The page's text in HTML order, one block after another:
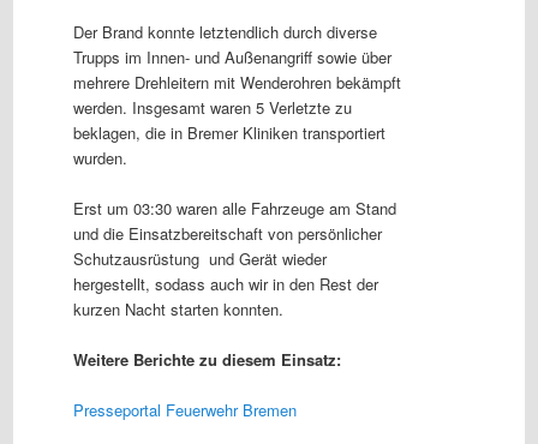
Der Brand konnte letztendlich durch diverse
Trupps im Innen- und Außenangriff sowie über
mehrere Drehleitern mit Wenderohren bekämpft
werden. Insgesamt waren 5 Verletzte zu
beklagen, die in Bremer Kliniken transportiert
wurden.
Erst um 03:30 waren alle Fahrzeuge am Stand
und die Einsatzbereitschaft von persönlicher
Schutzausrüstung und Gerät wieder
hergestellt, sodass auch wir in den Rest der
kurzen Nacht starten konnten.
Weitere Berichte zu diesem Einsatz:
Presseportal Feuerwehr Bremen